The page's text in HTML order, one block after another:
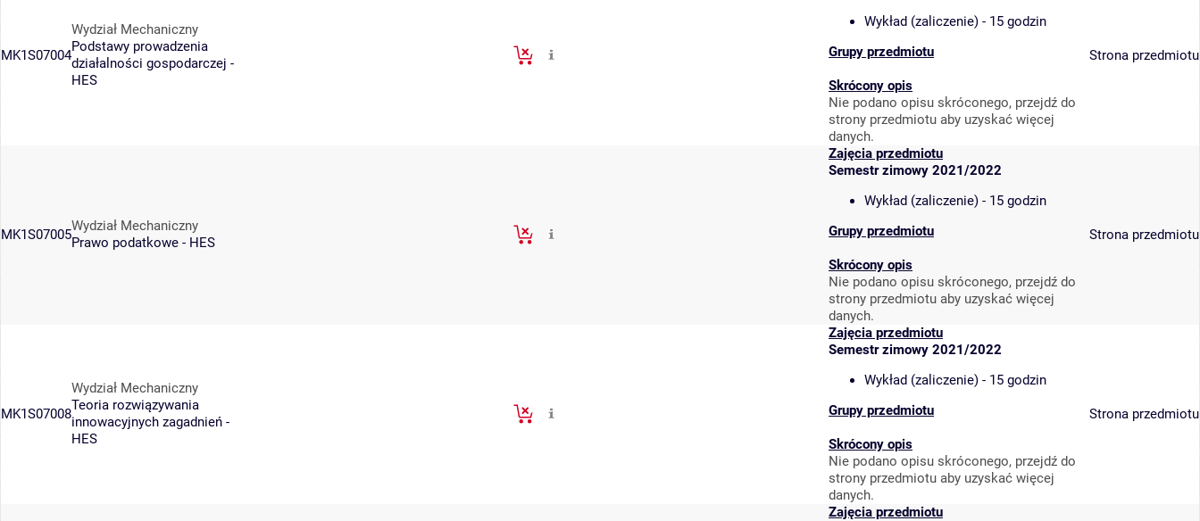
MK1S07004
Wydział Mechaniczny
Podstawy prowadzenia
działalności gospodarczej -
HES
Wykład (zaliczenie) - 15 godzin
Grupy przedmiotu
Skrócony opis
Nie podano opisu skróconego, przejdź do
strony przedmiotu aby uzyskać więcej
danych.
Strona przedmiotu
MK1S07005
Wydział Mechaniczny
Prawo podatkowe - HES
Zajęcia przedmiotu
Semestr zimowy 2021/2022
Wykład (zaliczenie) - 15 godzin
Grupy przedmiotu
Skrócony opis
Nie podano opisu skróconego, przejdź do
strony przedmiotu aby uzyskać więcej
danych.
Strona przedmiotu
MK1S07008
Wydział Mechaniczny
Teoria rozwiązywania
innowacyjnych zagadnień -
HES
Zajęcia przedmiotu
Semestr zimowy 2021/2022
Wykład (zaliczenie) - 15 godzin
Grupy przedmiotu
Skrócony opis
Nie podano opisu skróconego, przejdź do
strony przedmiotu aby uzyskać więcej
danych.
Strona przedmiotu
Zajęcia przedmiotu